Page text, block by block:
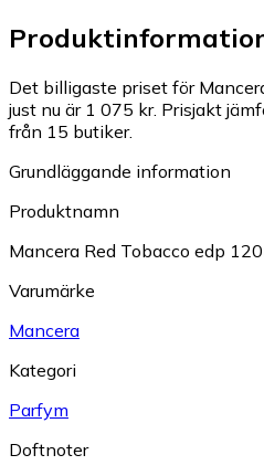
Det billigaste priset för
just nu är 1 075 kr. Prisjakt
från 15 butiker.
Grundläggande information
Produktnamn
Mancera Red Tobacco edp
Varumärke
Mancera
Kategori
Parfym
Doftnoter